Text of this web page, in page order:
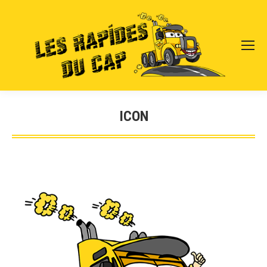
ICON
Vous êtes ici :